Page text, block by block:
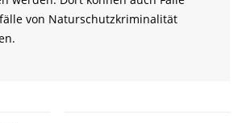
von Naturschutzkriminalität